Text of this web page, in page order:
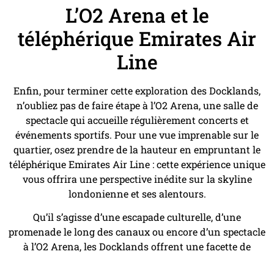
L’O2 Arena et le
téléphérique Emirates Air
Line
Enfin, pour terminer cette exploration des Docklands,
n’oubliez pas de faire étape à l’O2 Arena, une salle de
spectacle qui accueille régulièrement concerts et
événements sportifs. Pour une vue imprenable sur le
quartier, osez prendre de la hauteur en empruntant le
téléphérique Emirates Air Line : cette expérience unique
vous offrira une perspective inédite sur la skyline
londonienne et ses alentours.
Qu’il s’agisse d’une escapade culturelle, d’une
promenade le long des canaux ou encore d’un spectacle
à l’O2 Arena, les Docklands offrent une facette de